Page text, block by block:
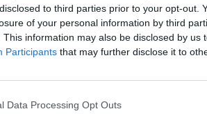
to third parties prior to your opt-out.
of your personal information by third
This information may also be disclosed by us
Participants that may further disclose it to
Data Processing Opt Outs
Άριστη επικοινωνία και
τμήματος.
Εξυπηρέτηση πελατών με
6ήμερη / 8ωρη απασχόληση.
Απαραίτητα Προσόντα